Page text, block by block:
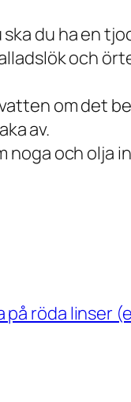
du ha en
och
om det
av.
och olja
på röda linser